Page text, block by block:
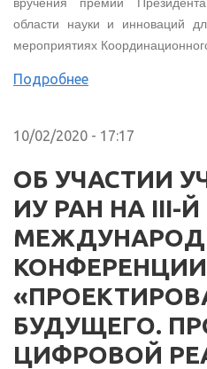
области науки и инноваций
мероприятиях
Подробнее
10/02/2020 - 17:17
ОБ УЧАСТИИ
ИУ РАН НА III-Й
КОНФЕРЕНЦИИ
БУДУЩЕГО.
ЦИФРОВОЙ